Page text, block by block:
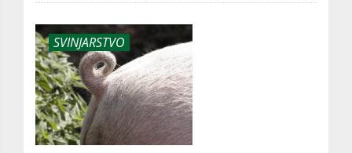
SVINJARSTVO